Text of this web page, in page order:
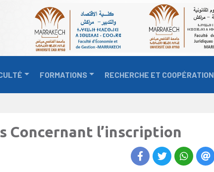
FORMATIONS RECHERCHE ET COOPÉRATION
Concernant l’inscription